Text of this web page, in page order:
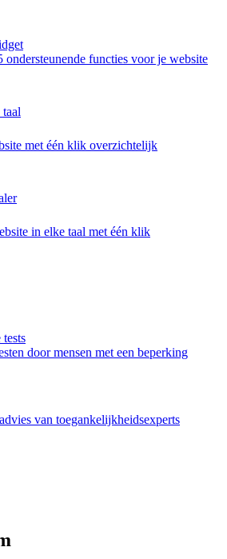
ondersteunende functies voor je website
met één klik overzichtelijk
in elke taal met één klik
door mensen met een beperking
van toegankelijkheidsexperts